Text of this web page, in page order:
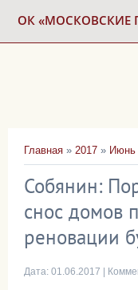
ОК «МОСКОВСКИЕ
Главная » 2017 » Июнь
Собянин:
снос домов
реновации
Дата: 01.06.2017